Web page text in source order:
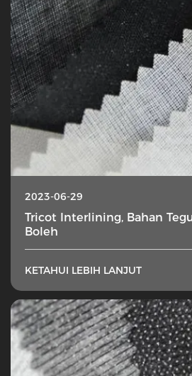
2023-06-29
Tricot Interlining, Bahan
Boleh
KETAHUI LEBIH LANJUT